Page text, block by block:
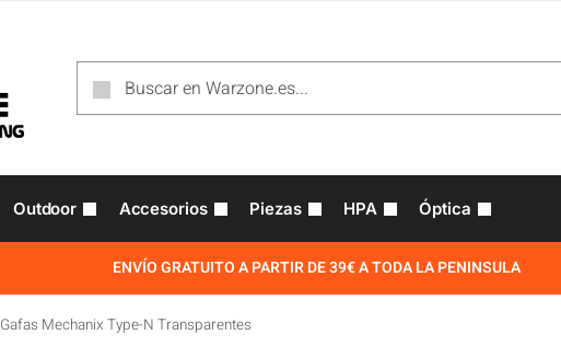
Outdoor Accesorios Piezas HPA Óptica
ENVÍO GRATUITO A PARTIR DE 39€ A TODA LA PENINSULA
Gafas Mechanix Type-N Transparentes